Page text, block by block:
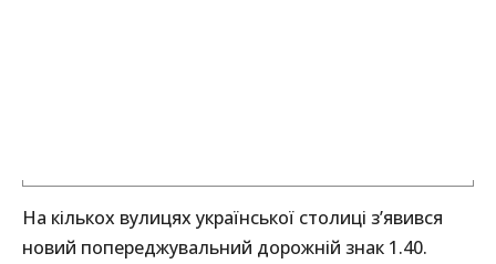
На кількох вулицях української столиці з’явився
новий попереджувальний дорожній знак 1.40.